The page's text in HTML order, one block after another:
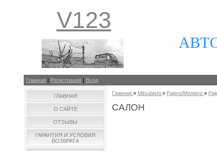
V123
Главная | Регистрация | Вход
ГЛАВНАЯ
О САЙТЕ
ОТЗЫВЫ
ГАРАНТИЯ И УСЛОВИЯ
ВОЗВРАТА
Главная » Mitsubishi » Pajero/Montero »
САЛОН